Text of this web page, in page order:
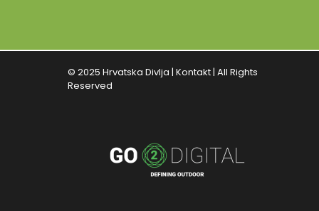
© 2025 Hrvatska Divlja | Kontakt| All Rights
Reserved